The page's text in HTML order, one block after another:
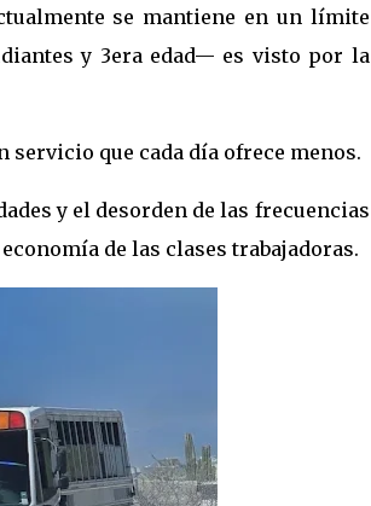
se mantiene en un límite
y 3era edad— es visto por la
que cada día ofrece menos.
y el desorden de las frecuencias
de las clases trabajadoras.